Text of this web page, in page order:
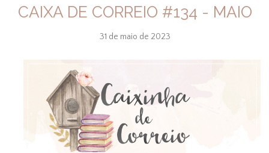
CAIXA DE CORREIO #134 - MAIO
31 de maio de 2023